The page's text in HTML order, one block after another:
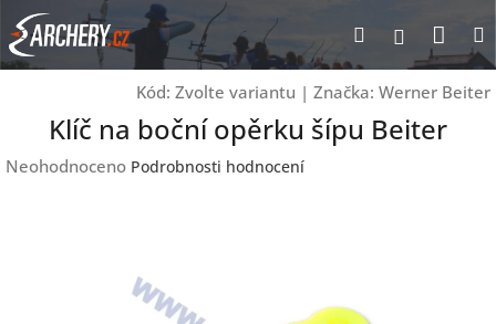
Přejít
na
obsah
Hledat
Kód: Zvolte variantu | Značka: Werner Beiter
Klíč na boční opěrku šípu Beiter
Průměrné
Neohodnoceno Podrobnosti hodnocení